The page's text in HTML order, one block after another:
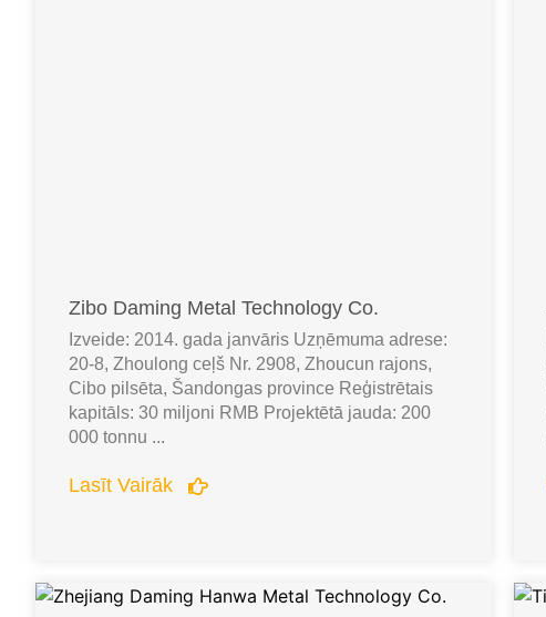
Zibo Daming Metal Technology Co.
Izveide: 2014. gada janvāris Uzņēmuma adrese:
20-8, Zhoulong ceļš Nr. 2908, Zhoucun rajons,
Cibo pilsēta, Šandongas province Reģistrētais
kapitāls: 30 miljoni RMB Projektētā jauda: 200
000 tonnu ...
Lasīt Vairāk